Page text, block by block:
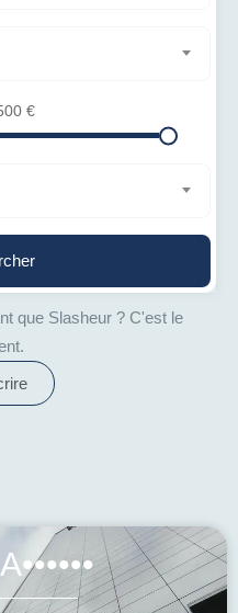
€
que Slasheur ? C'est le